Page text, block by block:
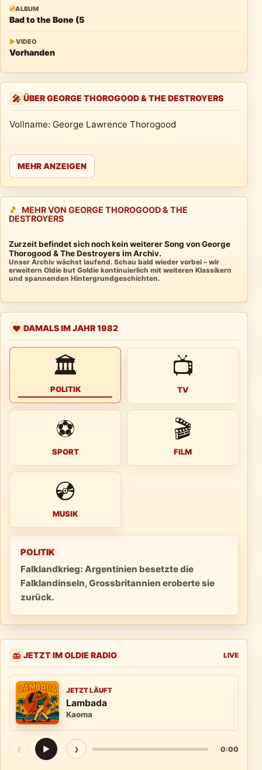
💿ALBUM
Bad to the Bone (5
▶VIDEO
Vorhanden
🎤 ÜBER GEORGE THOROGOOD & THE DESTROYERS
Vollname: George Lawrence Thorogood
MEHR ANZEIGEN
🎵
MEHR VON GEORGE THOROGOOD & THE
DESTROYERS
Zurzeit befindet sich noch kein weiterer Song von George
Thorogood & The Destroyers im Archiv.
Unser Archiv wächst laufend. Schau bald wieder vorbei – wir
erweitern Oldie but Goldie kontinuierlich mit weiteren Klassikern
und spannenden Hintergrundgeschichten.
❤️ DAMALS IM JAHR 1982
🏛
POLITIK
📺
TV
⚽
SPORT
🎬
FILM
💿
MUSIK
POLITIK
Falklandkrieg: Argentinien besetzte die
Falklandinseln, Grossbritannien eroberte sie
zurück.
📻 JETZT IM OLDIE RADIO LIVE
JETZT LÄUFT
Lambada
Kaoma
‹ ▶ › 0:00